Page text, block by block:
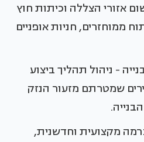
אזורי הצללה וכיתות חוץ
ממוחזרים, חניות אופניים
- ניהול תהליך ביצוע
שמטרתם מזעור הנזק
מקצועית וחדשנית,